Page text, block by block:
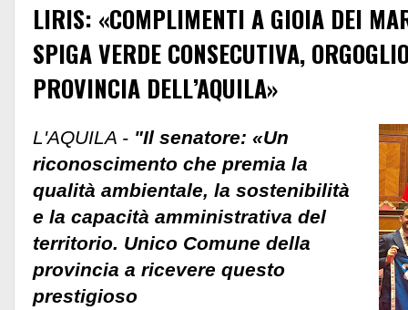
LIRIS: «COMPLIMENTI A GIOIA DEI
SPIGA VERDE CONSECUTIVA,
PROVINCIA DELL’AQUILA»
L'AQUILA - "Il senatore: «Un
riconoscimento che premia la
qualità ambientale, la sostenibilità
e la capacità amministrativa del
territorio. Unico Comune della
provincia a ricevere questo
prestigioso